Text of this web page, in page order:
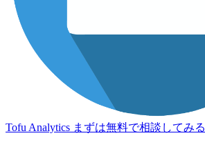
Tofu Analytics まずは無料で相談してみる